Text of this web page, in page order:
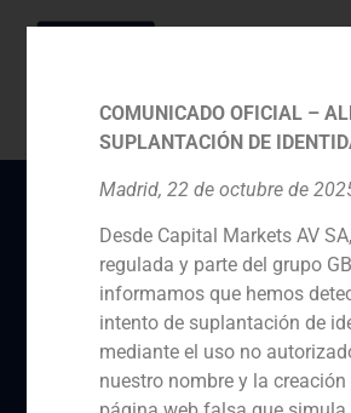
Gonzalo
presidente de
Finance en
explica las
COMUNICADO OFICIAL –
SUPLANTACIÓN DE
Madrid, 22 de octubre de
Desde Capital Markets AV
regulada y parte del grupo
informamos que hemos
intento de suplantación de
mediante el uso no
nuestro nombre y la creación